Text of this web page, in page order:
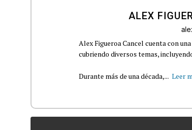
ALEX
Alex Figueroa Cancel cuenta con
cubriendo diversos temas,
Durante más de una década,... Leer